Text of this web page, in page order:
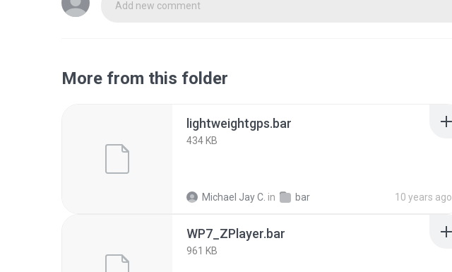
Add new comment
More from this folder
lightweightgps.bar
434 KB
Michael Jay C. in bar 10 years ago
WP7_ZPlayer.bar
961 KB